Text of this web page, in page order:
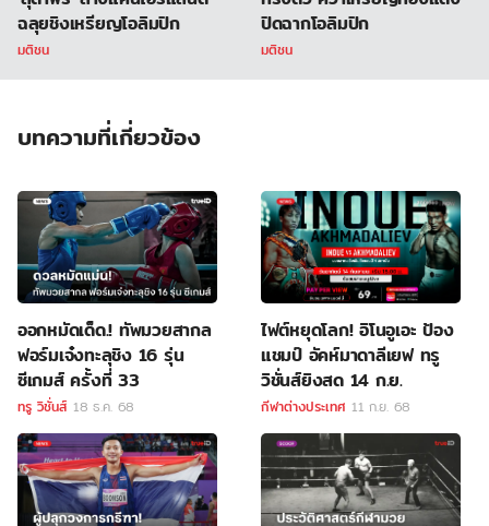
ฉลุยชิงเหรียญโอลิมปิก
มติชน
ปิดฉากโอลิมปิก
มติชน
บทความที่เกี่ยวข้อง
ออกหมัดเด็ด.! ทัพมวยสากล
ฟอร์มเจ๋งทะลุชิง 16 รุ่น
ซีเกมส์ ครั้งที่ 33
ทรู วิชั่นส์ 18 ธ.ค. 68
ไฟต์หยุดโลก! อิโนอูเอะ ป้อง
แชมป์ อัคห์มาดาลีเยฟ ทรู
วิชั่นส์ยิงสด 14 ก.ย.
กีฬาต่างประเทศ 11 ก.ย. 68